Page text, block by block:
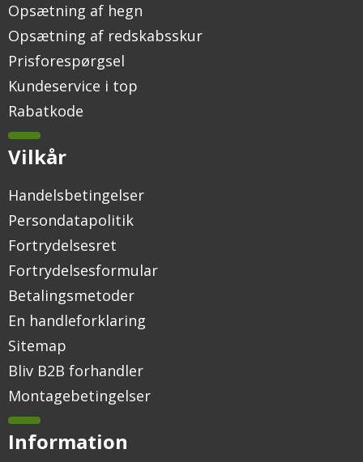
Opsætning af hegn
Opsætning af redskabsskur
Prisforespørgsel
Kundeservice i top
Rabatkode
Vilkår
Handelsbetingelser
Persondatapolitik
Fortrydelsesret
Fortrydelsesformular
Betalingsmetoder
En handleforklaring
Sitemap
Bliv B2B forhandler
Montagebetingelser
Information